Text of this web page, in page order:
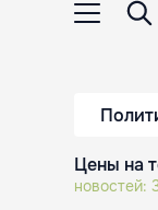
Цены на
новостей: